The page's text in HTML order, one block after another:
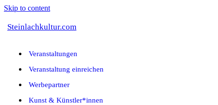
Skip to content
Steinlachkultur.com
Veranstaltungen
Veranstaltung einreichen
Werbepartner
Kunst & Künstler*innen